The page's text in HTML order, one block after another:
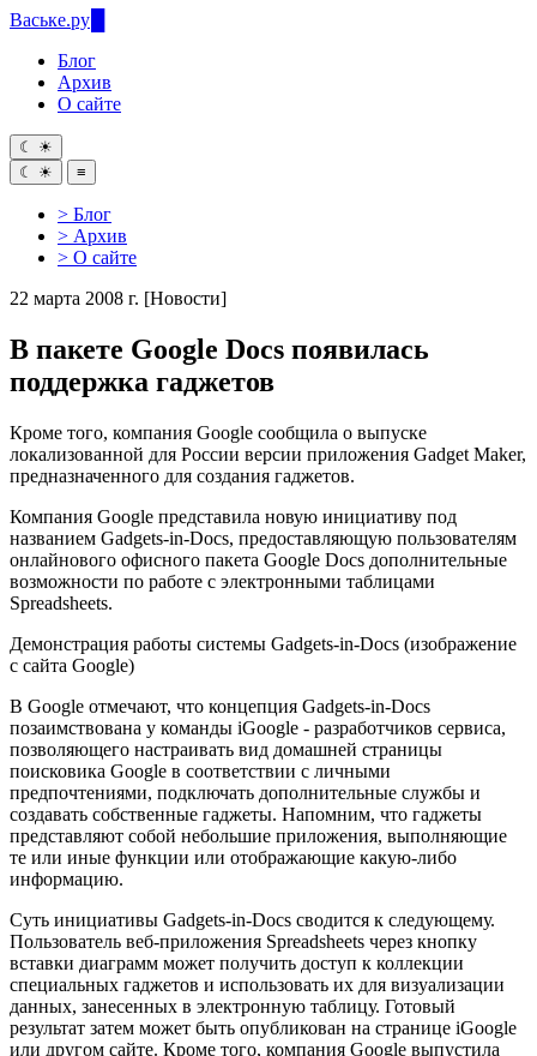
Ваське.ру
Блог
Архив
О сайте
☾
☀
☾
☀ ≡
> Блог
> Архив
> О сайте
22 марта 2008 г. [Новости]
В пакете Google Docs появилась
поддержка гаджетов
Кроме того, компания Google сообщила о выпуске
локализованной для России версии приложения Gadget Maker,
предназначенного для создания гаджетов.
Компания Google представила новую инициативу под
названием Gadgets-in-Docs, предоставляющую пользователям
онлайнового офисного пакета Google Docs дополнительные
возможности по работе с электронными таблицами
Spreadsheets.
Демонстрация работы системы Gadgets-in-Docs (изображение
с сайта Google)
В Google отмечают, что концепция Gadgets-in-Docs
позаимствована у команды iGoogle - разработчиков сервиса,
позволяющего настраивать вид домашней страницы
поисковика Google в соответствии с личными
предпочтениями, подключать дополнительные службы и
создавать собственные гаджеты. Напомним, что гаджеты
представляют собой небольшие приложения, выполняющие
те или иные функции или отображающие какую-либо
информацию.
Суть инициативы Gadgets-in-Docs сводится к следующему.
Пользователь веб-приложения Spreadsheets через кнопку
вставки диаграмм может получить доступ к коллекции
специальных гаджетов и использовать их для визуализации
данных, занесенных в электронную таблицу. Готовый
результат затем может быть опубликован на странице iGoogle
или другом сайте. Кроме того, компания Google выпустила